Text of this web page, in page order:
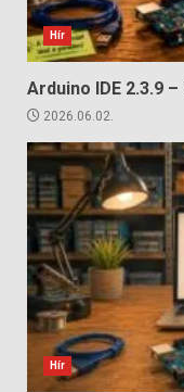
Hír
Arduino IDE 2.3.9
2026.06.02.
Hír